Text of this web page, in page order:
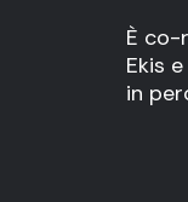
È co-
Ekis
in